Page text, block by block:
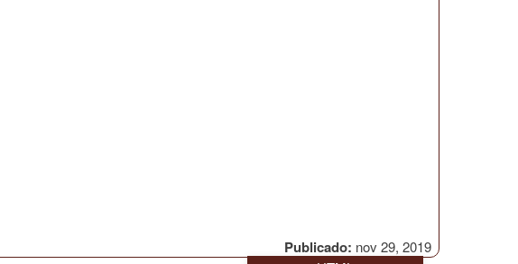
Publicado: nov 29, 2019